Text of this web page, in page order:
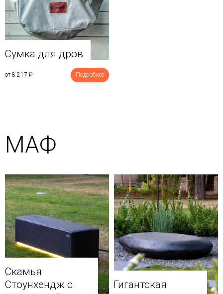
Сумка для дров
от 8 217 ₽ Подробнее
МАФ
Скамья
Стоунхендж с
Гигантская